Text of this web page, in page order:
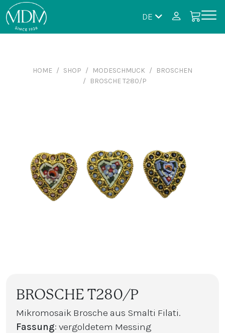
DE
HOME SHOP MODESCHMUCK
BROSCHEN
BROSCHE T280/P
BROSCHE T280/P
Mikromosaik Brosche aus Smalti Filati.
Fassung: vergoldetem Messing